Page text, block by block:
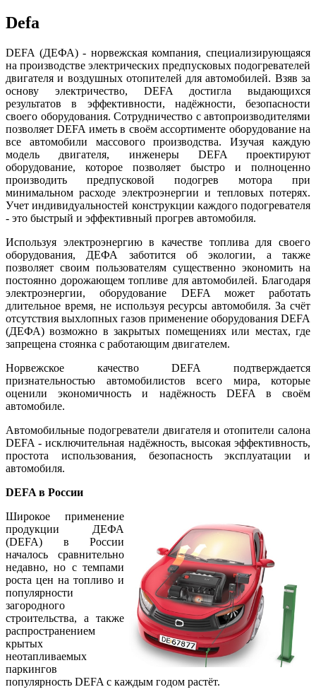
Defa
DEFA (ДЕФА) - норвежская компания, специализирующаяся
на производстве электрических предпусковых подогревателей
двигателя и воздушных отопителей для автомобилей. Взяв за
основу электричество, DEFA достигла выдающихся
результатов в эффективности, надёжности, безопасности
своего оборудования. Сотрудничество с автопроизводителями
позволяет DEFA иметь в своём ассортименте оборудование на
все автомобили массового производства. Изучая каждую
модель двигателя, инженеры DEFA проектируют
оборудование, которое позволяет быстро и полноценно
производить предпусковой подогрев мотора при
минимальном расходе электроэнергии и тепловых потерях.
Учет индивидуальностей конструкции каждого подогревателя
- это быстрый и эффективный прогрев автомобиля.
Используя электроэнергию в качестве топлива для своего
оборудования, ДЕФА заботится об экологии, а также
позволяет своим пользователям существенно экономить на
постоянно дорожающем топливе для автомобилей. Благодаря
электроэнергии, оборудование DEFA может работать
длительное время, не используя ресурсы автомобиля. За счёт
отсутствия выхлопных газов применение оборудования DEFA
(ДЕФА) возможно в закрытых помещениях или местах, где
запрещена стоянка с работающим двигателем.
Норвежское качество DEFA подтверждается
признательностью автомобилистов всего мира, которые
оценили экономичность и надёжность DEFA в своём
автомобиле.
Автомобильные подогреватели двигателя и отопители салона
DEFA - исключительная надёжность, высокая эффективность,
простота использования, безопасность эксплуатации и
автомобиля.
DEFA в России
Широкое применение
продукции ДЕФА
(DEFA) в России
началось сравнительно
недавно, но с темпами
роста цен на топливо и
популярности
загородного
строительства, а также
распространением
крытых
неотапливаемых
паркингов
популярность DEFA с каждым годом растёт.